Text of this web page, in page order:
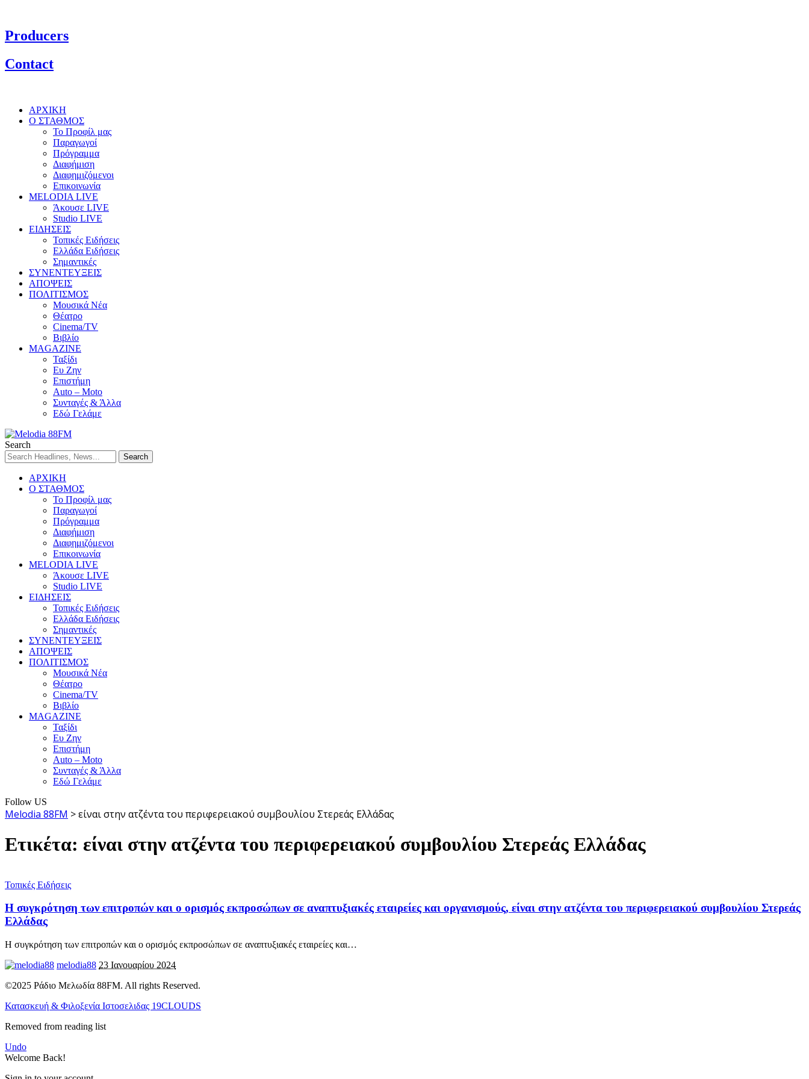
Producers
Contact
ΑΡΧΙΚΗ
Ο ΣΤΑΘΜΟΣ
Το Προφίλ μας
Παραγωγοί
Πρόγραμμα
Διαφήμιση
Διαφημιζόμενοι
Επικοινωνία
MELODIA LIVE
Άκουσε LIVE
Studio LIVE
ΕΙΔΗΣΕΙΣ
Τοπικές Ειδήσεις
Ελλάδα Ειδήσεις
Σημαντικές
ΣΥΝΕΝΤΕΥΞΕΙΣ
ΑΠΟΨΕΙΣ
ΠΟΛΙΤΙΣΜΟΣ
Μουσικά Νέα
Θέατρο
Cinema/TV
Βιβλίο
MAGAZINE
Ταξίδι
Ευ Ζην
Επιστήμη
Auto – Moto
Συνταγές & Άλλα
Εδώ Γελάμε
Search
ΑΡΧΙΚΗ
Ο ΣΤΑΘΜΟΣ
Το Προφίλ μας
Παραγωγοί
Πρόγραμμα
Διαφήμιση
Διαφημιζόμενοι
Επικοινωνία
MELODIA LIVE
Άκουσε LIVE
Studio LIVE
ΕΙΔΗΣΕΙΣ
Τοπικές Ειδήσεις
Ελλάδα Ειδήσεις
Σημαντικές
ΣΥΝΕΝΤΕΥΞΕΙΣ
ΑΠΟΨΕΙΣ
ΠΟΛΙΤΙΣΜΟΣ
Μουσικά Νέα
Θέατρο
Cinema/TV
Βιβλίο
MAGAZINE
Ταξίδι
Ευ Ζην
Επιστήμη
Auto – Moto
Συνταγές & Άλλα
Εδώ Γελάμε
Follow US
Melodia 88FM >είναι στην ατζέντα του περιφερειακού συμβουλίου Στερεάς Ελλάδας
Ετικέτα: είναι στην ατζέντα του περιφερειακού συμβουλίου Στερεάς Ελλάδας
Τοπικές Ειδήσεις
Η συγκρότηση των επιτροπών και ο ορισμός εκπροσώπων σε αναπτυξιακές εταιρείες και οργανισμούς, είναι στην ατζέντα του περιφερειακού συμβουλίου Στερεάς
Ελλάδας
Η συγκρότηση των επιτροπών και ο ορισμός εκπροσώπων σε αναπτυξιακές εταιρείες και…
melodia88 23 Ιανουαρίου 2024
©2025 Ράδιο Μελωδία 88FM. All rights Reserved.
Κατασκευή & Φιλοξενία Ιστοσελιδας 19CLOUDS
Removed from reading list
Undo
Welcome Back!